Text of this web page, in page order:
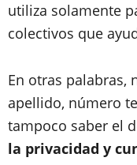
utiliza solamente
colectivos que
En otras palabras,
apellido, número
tampoco saber el
la privacidad y